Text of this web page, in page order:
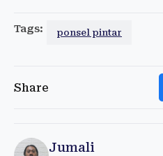
Tags: ponsel pintar
Share
Jumali